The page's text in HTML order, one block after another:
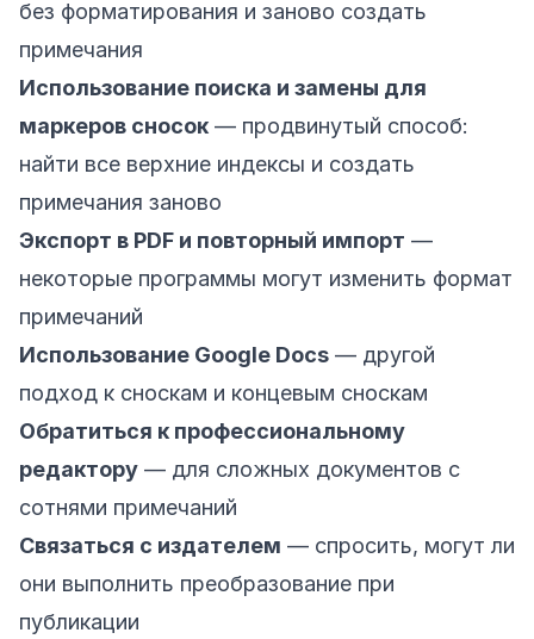
без форматирования и заново создать
примечания
Использование поиска и замены для
маркеров сносок — продвинутый способ:
найти все верхние индексы и создать
примечания заново
Экспорт в PDF и повторный импорт —
некоторые программы могут изменить формат
примечаний
Использование Google Docs — другой
подход к сноскам и концевым сноскам
Обратиться к профессиональному
редактору — для сложных документов с
сотнями примечаний
Связаться с издателем — спросить, могут ли
они выполнить преобразование при
публикации